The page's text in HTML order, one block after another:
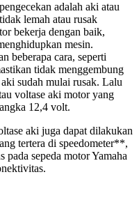
adalah aki atau
lemah atau rusak
bekerja dengan baik,
mesin.
beberapa cara, seperti
tidak menggembung
sudah mulai rusak. Lalu
voltase aki motor yang
12,4 volt.
aki juga dapat dilakukan
tertera di speedometer**,
sepeda motor Yamaha